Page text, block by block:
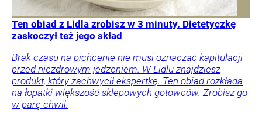
Ten obiad z Lidla zrobisz w 3 minuty. Dietetyczkę
zaskoczył też jego skład
Brak czasu na pichcenie nie musi oznaczać kapitulacji
przed niezdrowym jedzeniem. W Lidlu znajdziesz
produkt, który zachwycił ekspertkę. Ten obiad rozkłada
na łopatki większość sklepowych gotowców. Zrobisz go
w parę chwil.